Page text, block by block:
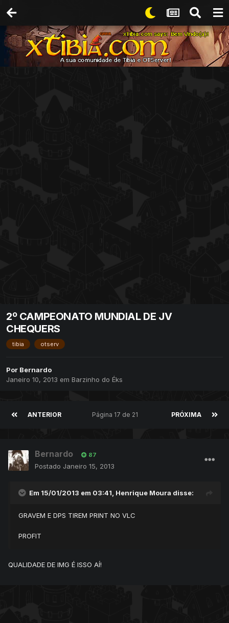
2º CAMPEONATO MUNDIAL DE JV
CHEQUERS
tibia otserv
Por Bernardo
Janeiro 10, 2013 em Barzinho do Éks
ANTERIOR PRÓXIMA
Página 17 de 21
Bernardo 87
Postado Janeiro 15, 2013
Em 15/01/2013 em 03:41, Henrique Moura disse:
GRAVEM E DPS TIREM PRINT NO VLC
PROFIT
QUALIDADE DE IMG É ISSO AÍ!